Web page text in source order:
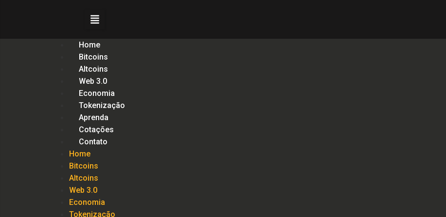
Home
Bitcoins
Altcoins
Web 3.0
Economia
Tokenização
Aprenda
Cotações
Contato
Home
Bitcoins
Altcoins
Web 3.0
Economia
Tokenização